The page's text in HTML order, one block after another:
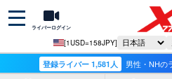
ライバーログイン
[1USD=158JPY]
登録ライバー 1,581人 男性・NHの